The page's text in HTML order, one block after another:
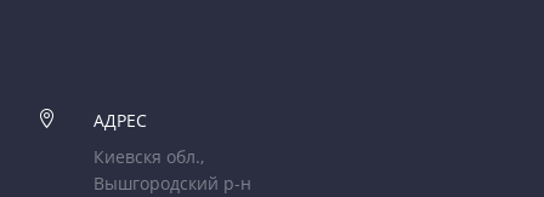

АДРЕС
Киевскя обл.,
Вышгородский р-н